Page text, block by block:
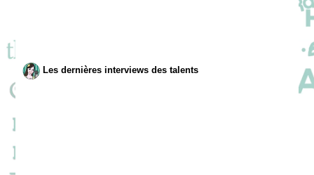
Les dernières interviews des talents